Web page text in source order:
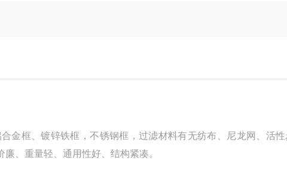
金框、镀锌铁框，不锈钢框，过滤材料有无纺布、尼龙网、活
、重量轻、通用性好、结构紧凑。